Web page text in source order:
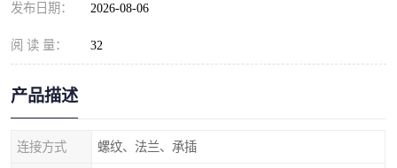
发布日期： 2026-08-06
阅 读 量： 32
产品描述
连接方式 螺纹、法兰、承插